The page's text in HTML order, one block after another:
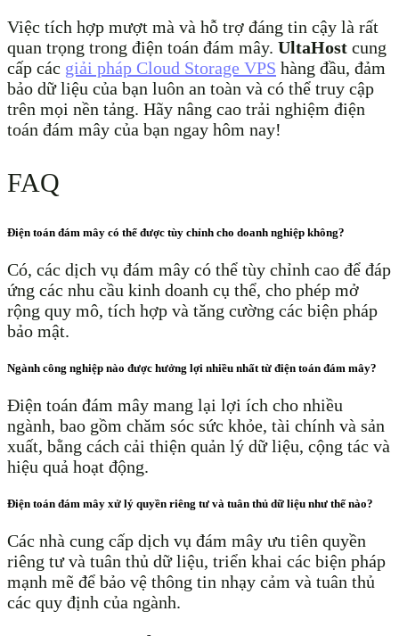
Việc tích hợp mượt mà và hỗ trợ đáng tin cậy là rất
quan trọng trong điện toán đám mây. UltaHost cung
cấp các giải pháp Cloud Storage VPS hàng đầu, đảm
bảo dữ liệu của bạn luôn an toàn và có thể truy cập
trên mọi nền tảng. Hãy nâng cao trải nghiệm điện
toán đám mây của bạn ngay hôm nay!
FAQ
Điện toán đám mây có thể được tùy chỉnh cho doanh nghiệp không?
Có, các dịch vụ đám mây có thể tùy chỉnh cao để đáp
ứng các nhu cầu kinh doanh cụ thể, cho phép mở
rộng quy mô, tích hợp và tăng cường các biện pháp
bảo mật.
Ngành công nghiệp nào được hưởng lợi nhiều nhất từ ​​điện toán đám mây?
Điện toán đám mây mang lại lợi ích cho nhiều
ngành, bao gồm chăm sóc sức khỏe, tài chính và sản
xuất, bằng cách cải thiện quản lý dữ liệu, cộng tác và
hiệu quả hoạt động.
Điện toán đám mây xử lý quyền riêng tư và tuân thủ dữ liệu như thế nào?
Các nhà cung cấp dịch vụ đám mây ưu tiên quyền
riêng tư và tuân thủ dữ liệu, triển khai các biện pháp
mạnh mẽ để bảo vệ thông tin nhạy cảm và tuân thủ
các quy định của ngành.